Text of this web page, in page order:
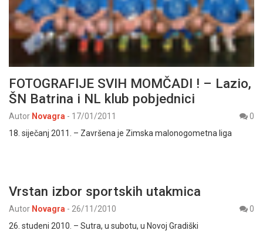
FOTOGRAFIJE SVIH MOMČADI ! – Lazio,
ŠN Batrina i NL klub pobjednici
Autor Novagra - 17/01/2011
0
18. siječanj 2011. – Završena je Zimska malonogometna liga
Vrstan izbor sportskih utakmica
Autor Novagra - 26/11/2010
0
26. studeni 2010. – Sutra, u subotu, u Novoj Gradiški